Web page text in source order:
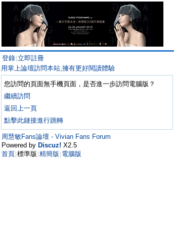
登錄 立即註冊
用掌上論壇訪問本站,擁有更好閱讀體驗
您訪問的頁面無手機頁面，是否進一步訪問電腦版？
繼續訪問
返回上一頁
點擊此鏈接進行跳轉
周慧敏Fans論壇 - Vivian Fans Forum
Powered by Discuz! X2.5
首頁 標準版 精簡版 電腦版